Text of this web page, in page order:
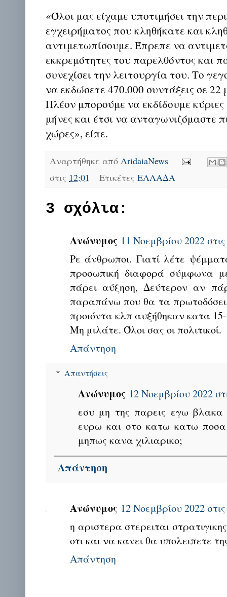
«Όλοι μας είχαμε υποτιμήσει την
εγχειρήματος που κληθήκατε και
αντιμετωπίσουμε. Έπρεπε να
εκκρεμότητες του παρελθόντος
συνεχίσει την λειτουργία του. Το
να εκδώσετε 470.000 συντάξεις σε 22
Πλέον μπορούμε να εκδίδουμε κύριες
μήνες και έτσι να ανταγωνιζόμαστε
χώρες», είπε.
Αναρτήθηκε από AridaiaNews
στις 12:01 ΕτικέτεςΕΛΛΑΔΑ
3 σχόλια:
Ανώνυμος 11 Νοεμβρίου 2022
Ρε άνθρωποι. Γιατί λέτε
προσωπική διαφορά σύμφωνα
πάρει αύξηση, Δεύτερον αν
παραπάνω που θα τα
προιόντα κλπ αυξήθηκαν κατα
Μη μιλάτε. Όλοι σας οι πολιτικοί.
Απάντηση
Απαντήσεις
Ανώνυμος 12 Νοεμβρίου 2022
εσυ μη της παρεις εγω
ευρω και στο κατω κατω
μηπως κανα χιλιαρικο;
Απάντηση
Ανώνυμος 12 Νοεμβρίου 2022
η αριστερα στερειται
οτι και να κανει θα υπολειπετε
Απάντηση